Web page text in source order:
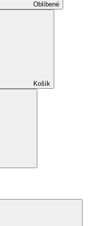
Oblíbené
Košík